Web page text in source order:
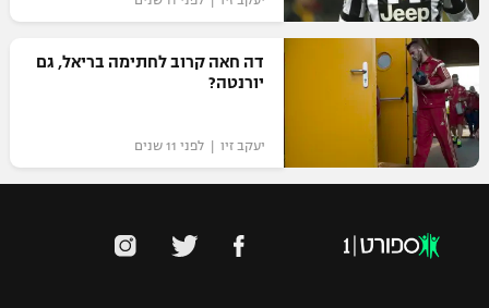
דה חאה קרוב לחתימה בריאל, גם
יורנטה?
יעקב זיו | לפני 11 שנים